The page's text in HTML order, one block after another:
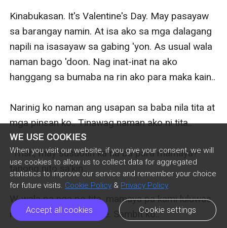
WE USE COOKIES
When you visit our website, if you give your consent, we will
use cookies to allow us to collect data for aggregated
statistics to improve our service and remember your choice
for future visits. Cookie Policy & Privacy Policy
Accept all cookies Cookie settings